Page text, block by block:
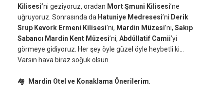
Kilisesi’ni geziyoruz, oradan Mort Şmuni Kilisesi’ne
uğruyoruz. Sonrasında da Hatuniye Medresesi’ni Derik
Srup Kevork Ermeni Kilisesi’ni, Mardin Müzesi’ni, Sakıp
Sabancı Mardin Kent Müzesi’ni, Abdüllatif Camii’yi
görmeye gidiyoruz. Her şey öyle güzel öyle heybetli ki…
Varsın hava biraz soğuk olsun.
🏘 Mardin Otel ve Konaklama Önerilerim: